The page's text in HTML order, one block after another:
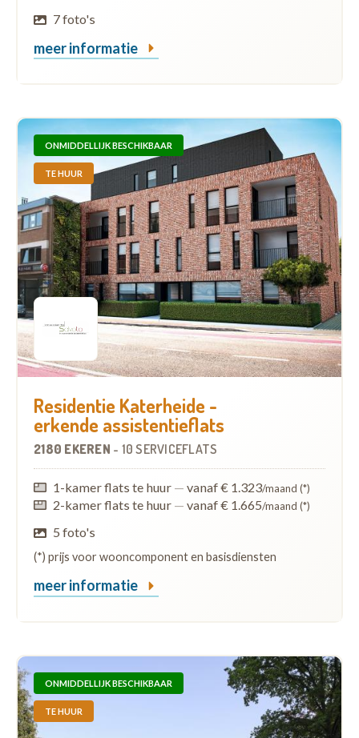
7 foto's
meer informatie
ONMIDDELLIJK BESCHIKBAAR
TE HUUR
Residentie Katerheide -
erkende assistentieflats
2180 EKEREN - 10 SERVICEFLATS
1-kamer flats te huur — vanaf € 1.323/maand (*)
2-kamer flats te huur — vanaf € 1.665/maand (*)
5 foto's
(*) prijs voor wooncomponent en basisdiensten
meer informatie
ONMIDDELLIJK BESCHIKBAAR
TE HUUR